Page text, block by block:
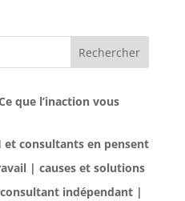
Rechercher
que l’inaction vous
et consultants en pensent
| causes et solutions
indépendant |